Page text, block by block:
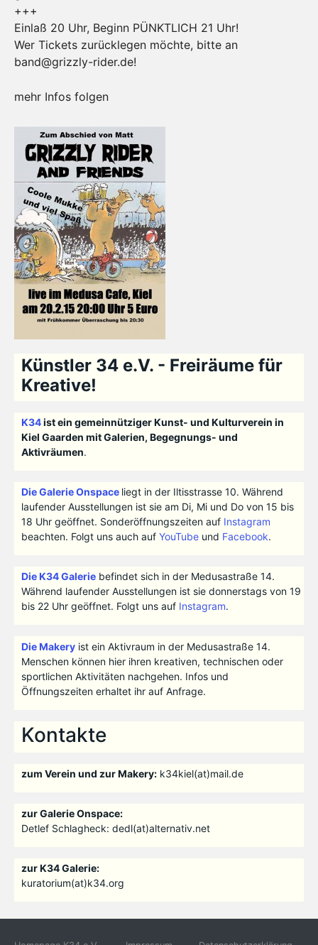
+++
Einlaß 20 Uhr, Beginn PÜNKTLICH 21 Uhr!
Wer Tickets zurücklegen möchte, bitte an
band@grizzly-rider.de!
mehr Infos folgen
Künstler 34 e.V. - Freiräume für
Kreative!
K34ist ein gemeinnütziger Kunst- und Kulturverein in
Kiel Gaarden mit Galerien, Begegnungs- und
Aktivräumen.
Die Galerie Onspace liegt in der Iltisstrasse 10. Während
laufender Ausstellungen ist sie am Di, Mi und Do von 15 bis
18 Uhr geöffnet. Sonderöffnungszeiten auf Instagram
beachten. Folgt uns auch auf YouTubeund Facebook.
Die K34 Galeriebefindet sich in der Medusastraße 14.
Während laufender Ausstellungen ist sie donnerstags von 19
bis 22 Uhr geöffnet. Folgt uns auf Instagram.
Die Makeryist ein Aktivraum in der Medusastraße 14.
Menschen können hier ihren kreativen, technischen oder
sportlichen Aktivitäten nachgehen. Infos und
Öffnungszeiten erhaltet ihr auf Anfrage.
Kontakte
zum Verein und zur Makery:k34kiel(at)mail.de
zur Galerie Onspace:
Detlef Schlagheck: dedl(at)alternativ.net
zur K34 Galerie:
kuratorium(at)k34.org